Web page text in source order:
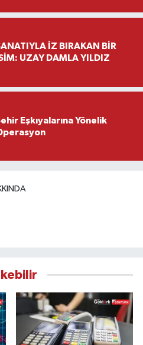
İZ BIRAKAN BİR
UZAY DAMLA YILDIZ
Eşkıyalarına Yönelik